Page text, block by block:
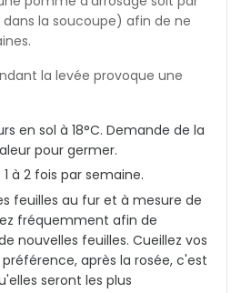
dans la soucoupe) afin de ne
la levée provoque une
en sol à 18°C. Demande de la
pour germer.
1 à 2 fois par semaine.
feuilles au fur et à mesure de
fréquemment afin de
nouvelles feuilles. Cueillez vos
après la rosée, c'est
seront les plus